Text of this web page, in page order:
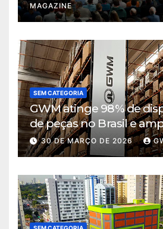
MAGAZINE
SEM CATEGORIA
GWM atinge 98% de
de peças no Brasil e
logística em Cajamar
30 DE MARÇO DE 2026